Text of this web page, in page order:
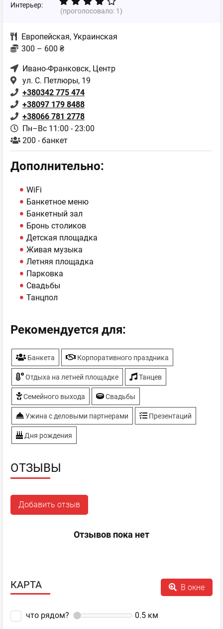
Интерьер:
(проголосовало: 1)
Европейская, Украинская
300 – 600 ₴
Ивано-Франковск, Центр
ул. С. Петлюры, 19
+380342 775 474
+38097 179 8488
+38066 781 2778
Пн–Вс 11:00 - 23:00
200 - банкет
Дополнительно:
WiFi
Банкетное меню
Банкетный зал
Бронь столиков
Детская площадка
Живая музыка
Летняя площадка
Парковка
Свадьбы
Танцпол
Рекомендуется для:
Банкета Корпоративного праздника
Отдыха на летней площадке Танцев
Семейного выхода Свадьбы
Ужина с деловыми партнерами Презентаций
Дня рождения
ОТЗЫВЫ
Добавить отзыв
Отзывов пока нет
КАРТА В окне
что рядом? 0.5 км